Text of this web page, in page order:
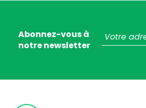
Abonnez-vous à
notre newsletter